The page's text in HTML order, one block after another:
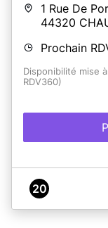
1 Rue De
44320
Prochain
Disponibilité mise
RDV360)
A propos de
20